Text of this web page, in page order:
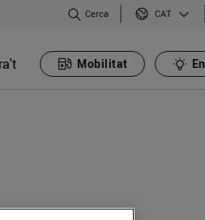
Cerca CAT
Mobilitat